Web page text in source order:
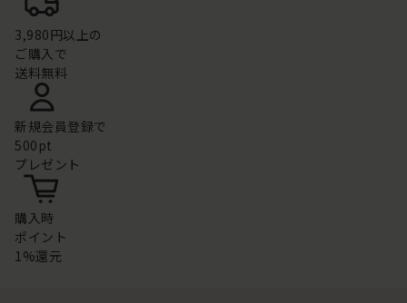
3,980円以上の
ご購入で
送料無料
新規会員登録で
500pt
プレゼント
購入時
ポイント
1%還元